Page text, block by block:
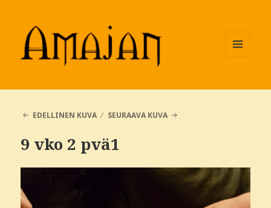
EDELLINEN KUVA SEURAAVA KUVA
9 vko 2 pvä1